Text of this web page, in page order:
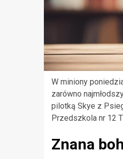
W miniony
zarówno
pilotką Skye z
Przedszkola nr 12
Znana